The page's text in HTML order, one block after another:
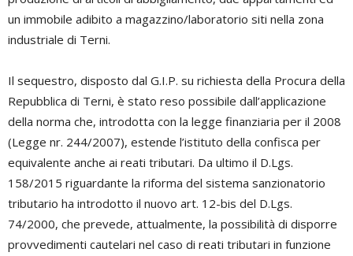
un immobile adibito a magazzino/laboratorio siti nella zona
industriale di Terni.
Il sequestro, disposto dal G.I.P. su richiesta della Procura della
Repubblica di Terni, è stato reso possibile dall’applicazione
della norma che, introdotta con la legge finanziaria per il 2008
(Legge nr. 244/2007), estende l’istituto della confisca per
equivalente anche ai reati tributari. Da ultimo il D.Lgs.
158/2015 riguardante la riforma del sistema sanzionatorio
tributario ha introdotto il nuovo art. 12-bis del D.Lgs.
74/2000, che prevede, attualmente, la possibilità di disporre
provvedimenti cautelari nel caso di reati tributari in funzione